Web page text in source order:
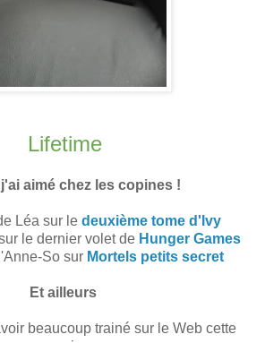
Lifetime
aimé chez les copines !
Léa sur le deuxième tome d'Ivy
le dernier volet de Hunger Games
So sur Mortels petits secret
Et ailleurs
beaucoup trainé sur le Web cette